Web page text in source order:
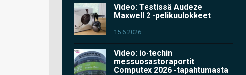
Video: Testissä Audeze
Maxwell 2 -pelikuulokkeet
15.6.2026
Video: io-techin
messuosastoraportit
Computex 2026 -tapahtumasta